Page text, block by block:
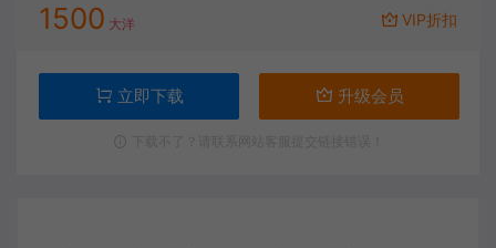
1500 大洋 VIP折扣
立即下载 升级会员